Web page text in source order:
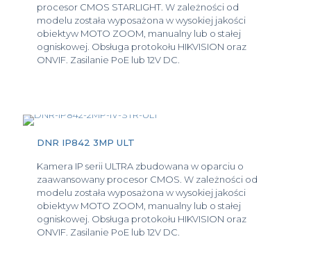
procesor CMOS STARLIGHT. W zależności od
modelu została wyposażona w wysokiej jakości
obiektyw MOTO ZOOM, manualny lub o stałej
ogniskowej. Obsługa protokołu HIKVISION oraz
ONVIF. Zasilanie PoE lub 12V DC.
DNR IP842 3MP ULT
Kamera IP serii ULTRA zbudowana w oparciu o
zaawansowany procesor CMOS. W zależności od
modelu została wyposażona w wysokiej jakości
obiektyw MOTO ZOOM, manualny lub o stałej
ogniskowej. Obsługa protokołu HIKVISION oraz
ONVIF. Zasilanie PoE lub 12V DC.